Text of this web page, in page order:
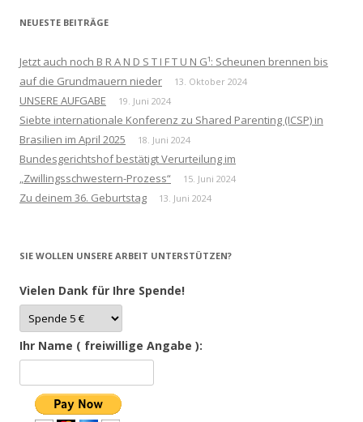
NEUESTE BEITRÄGE
Jetzt auch noch B R A N D S T I F T U N G¹: Scheunen brennen bis
auf die Grundmauern nieder
13. Oktober 2024
UNSERE AUFGABE 19. Juni 2024
Siebte internationale Konferenz zu Shared Parenting (ICSP) in
Brasilien im April 2025
18. Juni 2024
Bundesgerichtshof bestätigt Verurteilung im
„Zwillingsschwestern-Prozess“
15. Juni 2024
Zu deinem 36. Geburtstag 13. Juni 2024
SIE WOLLEN UNSERE ARBEIT UNTERSTÜTZEN?
Vielen Dank für Ihre Spende!
Ihr Name ( freiwillige Angabe ):